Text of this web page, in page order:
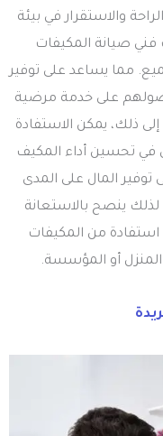
والاستقرار في بيئة
صيانة المكيفات
مما يساعد على توفير
على خدمة مرضية
ذلك، يمكن الاستفادة
في تحسين أداء المكيف
توفير المال على المدى
لذلك ينصح بالاستعانة
من المكيفات
المنزل أو المؤسسة.